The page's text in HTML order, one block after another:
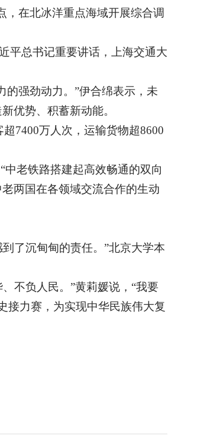
，在北冰洋重点海域开展综合调
平总书记重要讲话，上海交通大
的强劲动力。”伊合绵表示，未
优势、积蓄新动能。
7400万人次，运输货物超8600
老铁路搭建起高效畅通的双向
两国在各领域交流合作的生动
了沉甸甸的责任。”北京大学本
不负人民。”黄莉媛说，“我要
接力赛，为实现中华民族伟大复